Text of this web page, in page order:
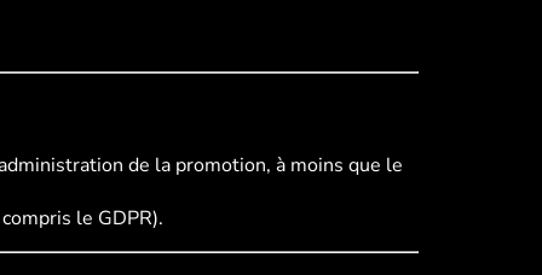
de la promotion, à moins que le
le GDPR).